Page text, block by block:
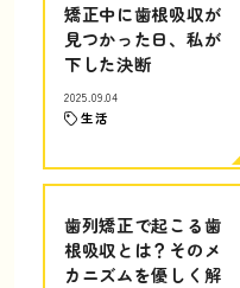
矯正中に歯根吸収が
見つかった日、私が
下した決断
2025.09.04
生活
歯列矯正で起こる歯
根吸収とは？そのメ
カニズムを優しく解